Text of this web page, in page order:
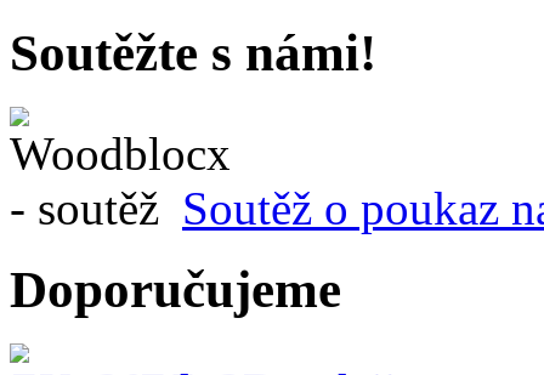
Soutěžte s námi!
Soutěž o poukaz
Doporučujeme